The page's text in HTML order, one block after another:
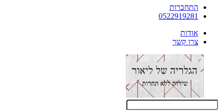
התחברות
0522919281
אודות
צרו קשר